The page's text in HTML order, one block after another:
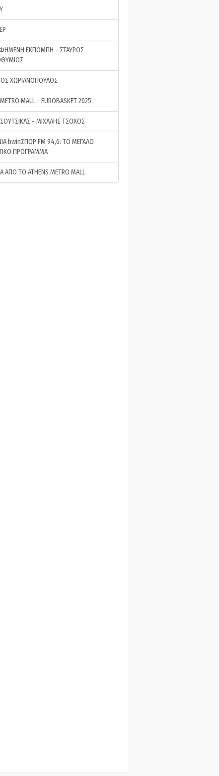
ΕΚΠΟΜΠΗ - ΣΤΑΥΡΟΣ
ΧΩΡΙΑΝΟΠΟΥΛΟΣ
MALL - EUROBASKET 2025
- ΜΙΧΑΛΗΣ ΤΣΟΧΟΣ
bwinΣΠΟΡ FM 94,6: ΤΟ ΜΕΓΑΛΟ
ΠΡΟΓΡΑΜΜΑ
ΑΠΟ ΤΟ ATHENS METRO MALL